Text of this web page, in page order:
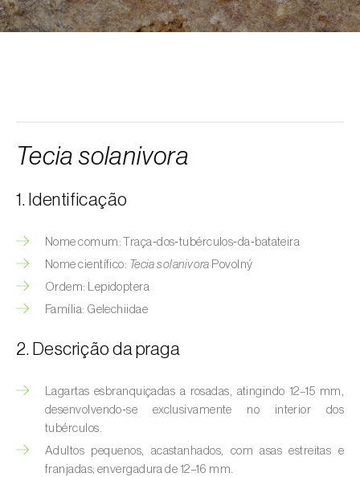
Afídeo-da-erva-maça (Rhopalosiphum
oxyacanthae)
Afídeo-das-hastes-da-roseira
(
Brachycaudus prunicola)
Afídeo-do-espinheiro (
Afídeo-farinhento-do-pessegueiro
Afídeo-lanígero-das-macieiras (
Eriosoma
lanigerum
Afídeo-negro-do-feijão (Aphis fabae)
Tecia solanivora
1. Identificação
Nome comum: Traça‑dos‑tubérculos‑da‑batateira
Nome científico: Tecia solanivora Povolný
Ordem: Lepidoptera
Família: Gelechiidae
2. Descrição da praga
Lagartas esbranquiçadas a rosadas, atingindo 12–15 mm,
desenvolvendo‑se exclusivamente no interior dos
tubérculos.
Adultos pequenos, acastanhados, com asas estreitas e
franjadas; envergadura de 12–16 mm.